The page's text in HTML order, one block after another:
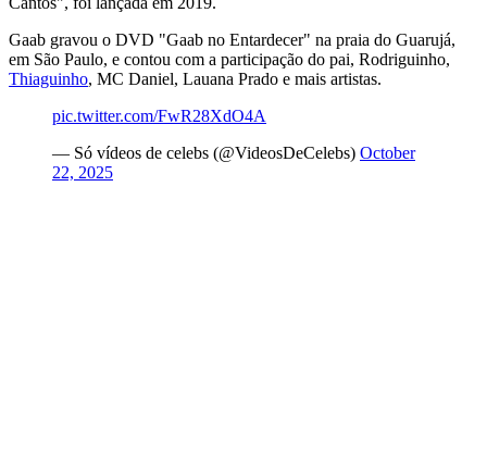
Gaab gravou o DVD "Gaab no Entardecer" na praia do Guarujá,
em São Paulo, e contou com a participação do pai, Rodriguinho,
Thiaguinho, MC Daniel, Lauana Prado e mais artistas.
pic.twitter.com/FwR28XdO4A
— Só vídeos de celebs (@VideosDeCelebs) October
22, 2025